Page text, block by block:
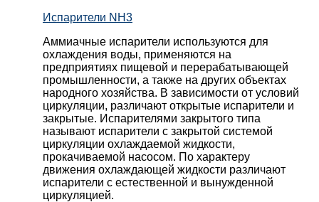
Испарители NH3
Аммиачные испарители используются для
охлаждения воды, применяются на
предприятиях пищевой и перерабатывающей
промышленности, а также на других объектах
народного хозяйства. В зависимости от условий
циркуляции, различают открытые испарители и
закрытые. Испарителями закрытого типа
называют испарители с закрытой системой
циркуляции охлаждаемой жидкости,
прокачиваемой насосом. По характеру
движения охлаждающей жидкости различают
испарители с естественной и вынужденной
циркуляцией.